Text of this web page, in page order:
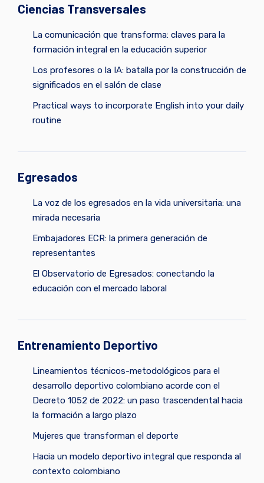
Ciencias Transversales
La comunicación que transforma: claves para la
formación integral en la educación superior
Los profesores o la IA: batalla por la construcción de
significados en el salón de clase
Practical ways to incorporate English into your daily
routine
Egresados
La voz de los egresados en la vida universitaria: una
mirada necesaria
Embajadores ECR: la primera generación de
representantes
El Observatorio de Egresados: conectando la
educación con el mercado laboral
Entrenamiento Deportivo
Lineamientos técnicos-metodológicos para el
desarrollo deportivo colombiano acorde con el
Decreto 1052 de 2022: un paso trascendental hacia
la formación a largo plazo
Mujeres que transforman el deporte
Hacia un modelo deportivo integral que responda al
contexto colombiano